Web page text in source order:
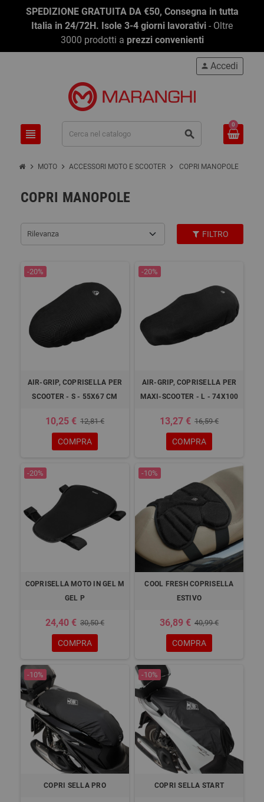
SPEDIZIONE GRATUITA DA €50, Consegna in tutta
Italia in 24/72H. Isole 3-4 giorni lavorativi - Oltre
3000 prodotti a prezzi convenienti
view_headline search
person Accedi
0
chevron_right MOTO chevron_right ACCESSORI MOTO E SCOOTER chevron_right COPRI MANOPOLE
COPRI MANOPOLE
Rilevanza FILTRO
-20%
AIR-GRIP, COPRISELLA PER
SCOOTER - S - 55X67 CM
10,25 € 12,81 €
COMPRA
-20%
AIR-GRIP, COPRISELLA PER
MAXI-SCOOTER - L - 74X100
13,27 € 16,59 €
COMPRA
-20%
COPRISELLA MOTO IN GEL M
GEL P
24,40 € 30,50 €
COMPRA
-10%
COOL FRESH COPRISELLA
ESTIVO
36,89 € 40,99 €
COMPRA
-10%
COPRI SELLA PRO
-10%
COPRI SELLA START